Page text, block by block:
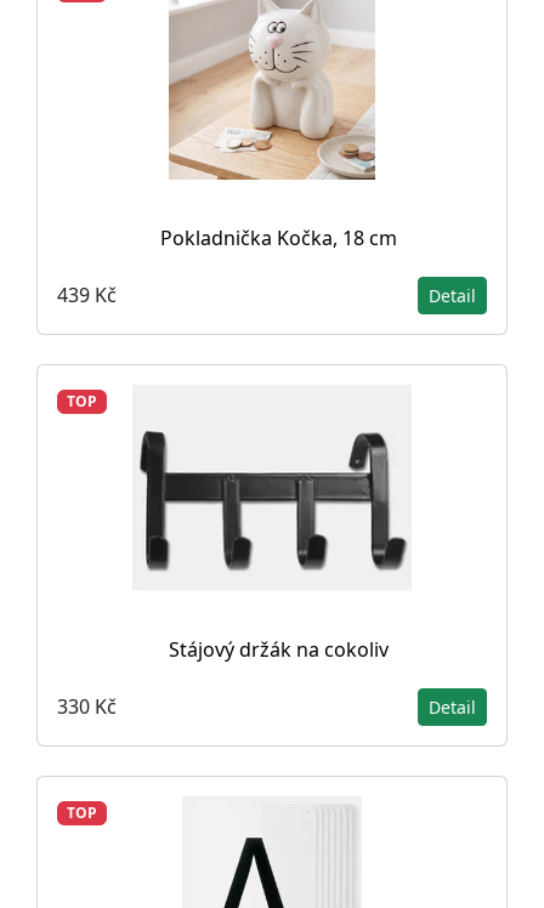
Pokladnička Kočka, 18 cm
439 Kč Detail
TOP
Stájový držák na cokoliv
330 Kč Detail
TOP